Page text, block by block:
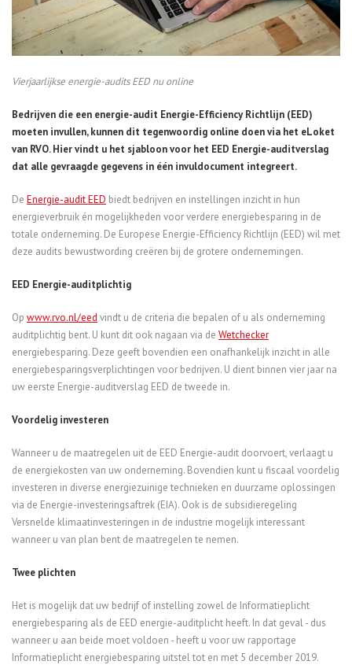
Vierjaarlijkse energie-audits EED nu online
Bedrijven die een energie-audit Energie-Efficiency Richtlijn (EED)
moeten invullen, kunnen dit tegenwoordig online doen via het eLoket
van RVO. Hier vindt u het sjabloon voor het EED Energie-auditverslag
dat alle gevraagde gegevens in één invuldocument integreert.
De Energie-audit EED biedt bedrijven en instellingen inzicht in hun
energieverbruik én mogelijkheden voor verdere energiebesparing in de
totale onderneming. De Europese Energie-Efficiency Richtlijn (EED) wil met
deze audits bewustwording creëren bij de grotere ondernemingen.
EED Energie-auditplichtig
Op www.rvo.nl/eed vindt u de criteria die bepalen of u als onderneming
auditplichtig bent. U kunt dit ook nagaan via de Wetchecker
energiebesparing. Deze geeft bovendien een onafhankelijk inzicht in alle
energiebesparingsverplichtingen voor bedrijven. U dient binnen vier jaar na
uw eerste Energie-auditverslag EED de tweede in.
Voordelig investeren
Wanneer u de maatregelen uit de EED Energie-audit doorvoert, verlaagt u
de energiekosten van uw onderneming. Bovendien kunt u fiscaal voordelig
investeren in diverse energiezuinige technieken en duurzame oplossingen
via de Energie-investeringsaftrek (EIA). Ook is de subsidieregeling
Versnelde klimaatinvesteringen in de industrie mogelijk interessant
wanneer u van plan bent de maatregelen te nemen.
Twee plichten
Het is mogelijk dat uw bedrijf of instelling zowel de Informatieplicht
energiebesparing als de EED energie-auditplicht heeft. In dat geval - dus
wanneer u aan beide moet voldoen - heeft u voor uw rapportage
Informatieplicht energiebesparing uitstel tot en met 5 december 2019.